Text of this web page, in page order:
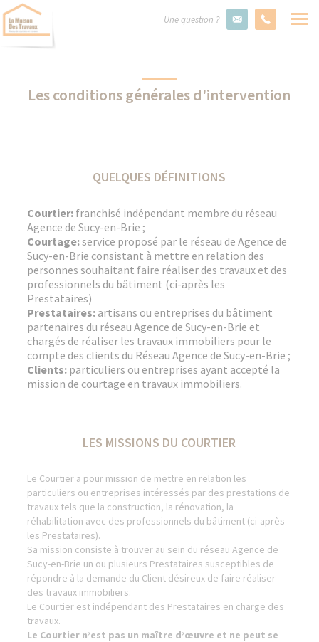
Une question ?
Les conditions générales d'intervention
QUELQUES DÉFINITIONS
Courtier: franchisé indépendant membre du réseau
Agence de Sucy-en-Brie ;
Courtage:service proposé par le réseau de Agence de
Sucy-en-Brie consistant à mettre en relation des
personnes souhaitant faire réaliser des travaux et des
professionnels du bâtiment (ci-après les
Prestataires)
Prestataires: artisans ou entreprises du bâtiment
partenaires du réseau Agence de Sucy-en-Brie et
chargés de réaliser les travaux immobiliers pour le
compte des clients du Réseau Agence de Sucy-en-Brie ;
Clients: particuliers ou entreprises ayant accepté la
mission de courtage en travaux immobiliers.
LES MISSIONS DU COURTIER
Le Courtier a pour mission de mettre en relation les
particuliers ou entreprises intéressés par des prestations de
travaux tels que la construction, la rénovation, la
réhabilitation avec des professionnels du bâtiment (ci-après
les Prestataires).
Sa mission consiste à trouver au sein du réseau Agence de
Sucy-en-Brie un ou plusieurs Prestataires susceptibles de
répondre à la demande du Client désireux de faire réaliser
des travaux immobiliers.
Le Courtier est indépendant des Prestataires en charge des
travaux.
Le Courtier n’est pas un maître d’œuvre et ne peut se